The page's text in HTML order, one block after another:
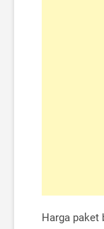
Harga paket